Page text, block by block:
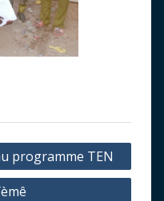
programme TEN